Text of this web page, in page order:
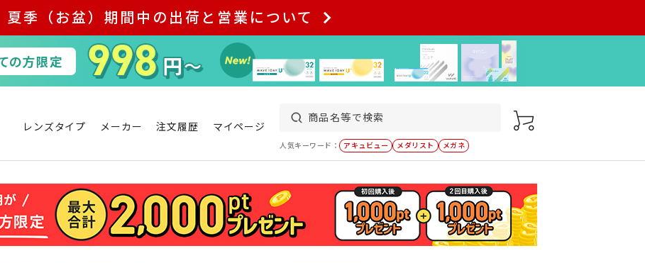
夏季（お盆）期間中の出荷と営業について
レンズタイプ メーカー 注文履歴 マイページ
人気キーワード： アキュビュー メダリスト メガネ